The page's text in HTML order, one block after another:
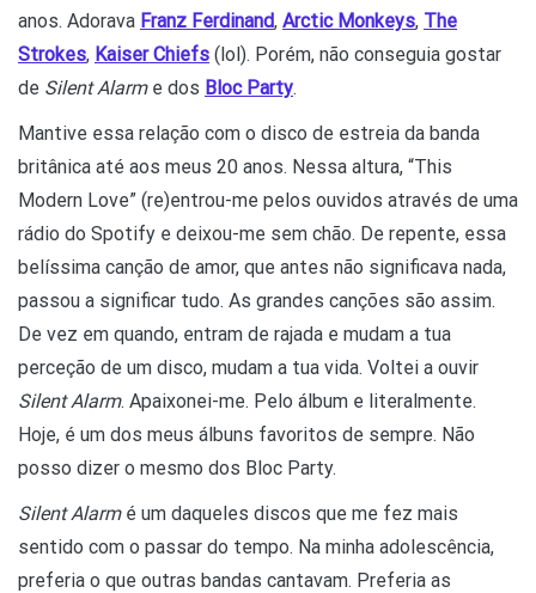
anos. Adorava Franz Ferdinand, Arctic Monkeys, The
Strokes, Kaiser Chiefs (lol). Porém, não conseguia gostar
de Silent Alarme dos Bloc Party.
Mantive essa relação com o disco de estreia da banda
britânica até aos meus 20 anos. Nessa altura, “This
Modern Love” (re)entrou-me pelos ouvidos através de uma
rádio do Spotify e deixou-me sem chão. De repente, essa
belíssima canção de amor, que antes não significava nada,
passou a significar tudo. As grandes canções são assim.
De vez em quando, entram de rajada e mudam a tua
perceção de um disco, mudam a tua vida. Voltei a ouvir
Silent Alarm. Apaixonei-me. Pelo álbum e literalmente.
Hoje, é um dos meus álbuns favoritos de sempre. Não
posso dizer o mesmo dos Bloc Party.
Silent Alarmé um daqueles discos que me fez mais
sentido com o passar do tempo. Na minha adolescência,
preferia o que outras bandas cantavam. Preferia as